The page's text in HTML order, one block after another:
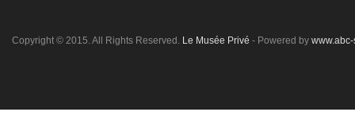
Copyright © 2015. All Rights Reserved. Le Musée Privé - Powered by